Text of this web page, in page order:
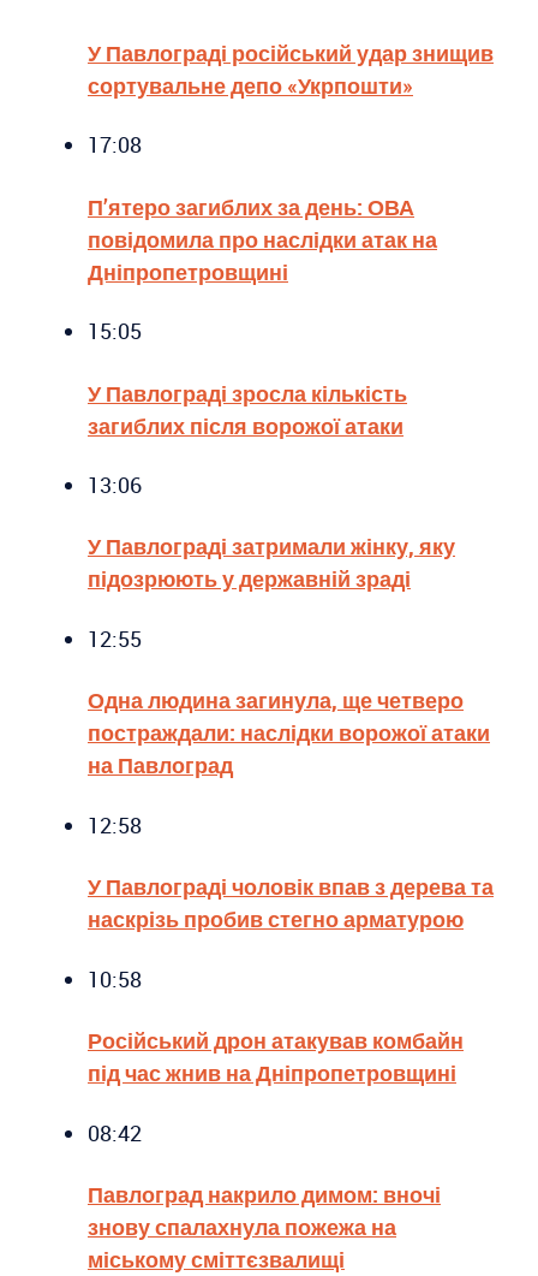
У Павлограді російський удар знищив
сортувальне депо «Укрпошти»
17:08
П’ятеро загиблих за день: ОВА
повідомила про наслідки атак на
Дніпропетровщині
15:05
У Павлограді зросла кількість
загиблих після ворожої атаки
13:06
У Павлограді затримали жінку, яку
підозрюють у державній зраді
12:55
Одна людина загинула, ще четверо
постраждали: наслідки ворожої атаки
на Павлоград
12:58
У Павлограді чоловік впав з дерева та
наскрізь пробив стегно арматурою
10:58
Російський дрон атакував комбайн
під час жнив на Дніпропетровщині
08:42
Павлоград накрило димом: вночі
знову спалахнула пожежа на
міському сміттєзвалищі